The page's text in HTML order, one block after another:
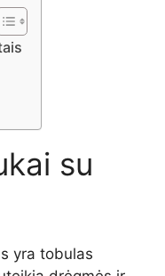
su
yra tobulas